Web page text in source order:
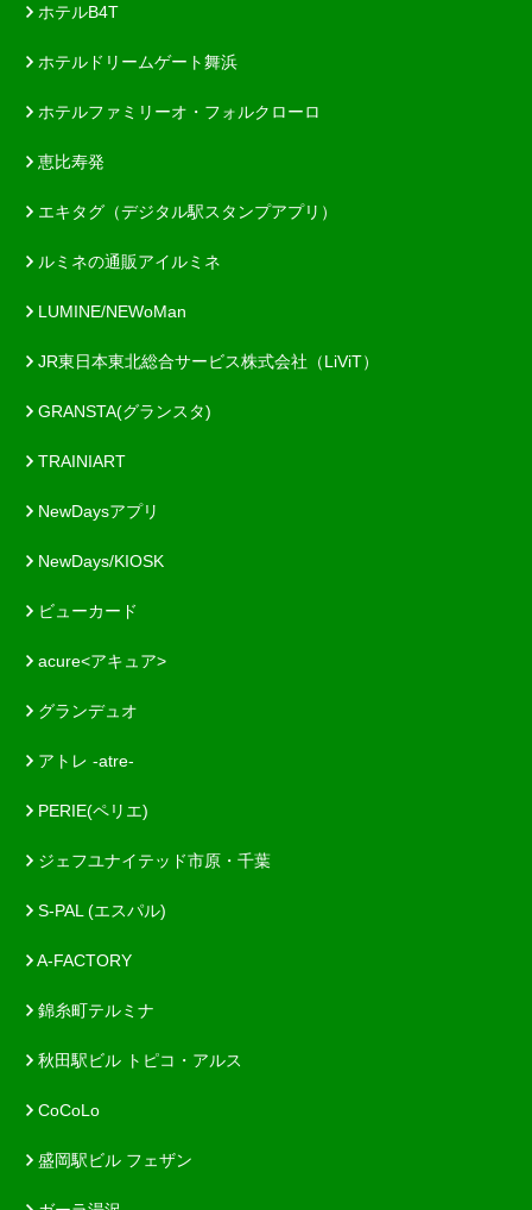
ホテルB4T
ホテルドリームゲート舞浜
ホテルファミリーオ・フォルクローロ
恵比寿発
エキタグ（デジタル駅スタンプアプリ）
ルミネの通販アイルミネ
LUMINE/NEWoMan
JR東日本東北総合サービス株式会社（LiViT）
GRANSTA(グランスタ)
TRAINIART
NewDaysアプリ
NewDays/KIOSK
ビューカード
acure<アキュア>
グランデュオ
アトレ -atre-
PERIE(ペリエ)
ジェフユナイテッド市原・千葉
S-PAL (エスパル)
A-FACTORY
錦糸町テルミナ
秋田駅ビル トピコ・アルス
CoCoLo
盛岡駅ビル フェザン